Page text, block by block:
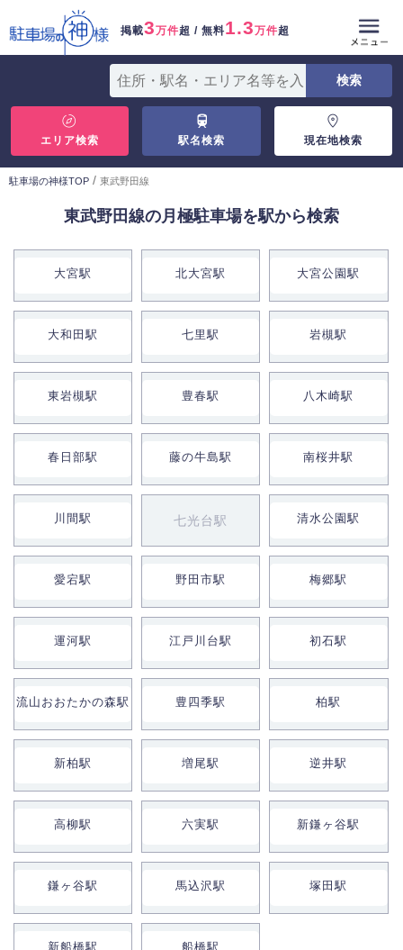
掲載3万件超 / 無料1.3万件超
エリア検索 駅名検索 現在地検索
駐車場の神様TOP / 東武野田線
東武野田線の月極駐車場を駅から検索
大宮駅 北大宮駅 大宮公園駅
大和田駅 七里駅 岩槻駅
東岩槻駅 豊春駅 八木崎駅
春日部駅 藤の牛島駅 南桜井駅
川間駅 七光台駅 清水公園駅
愛宕駅 野田市駅 梅郷駅
運河駅 江戸川台駅 初石駅
流山おおたかの森駅 豊四季駅 柏駅
新柏駅 増尾駅 逆井駅
高柳駅 六実駅 新鎌ヶ谷駅
鎌ヶ谷駅 馬込沢駅 塚田駅
新船橋駅 船橋駅